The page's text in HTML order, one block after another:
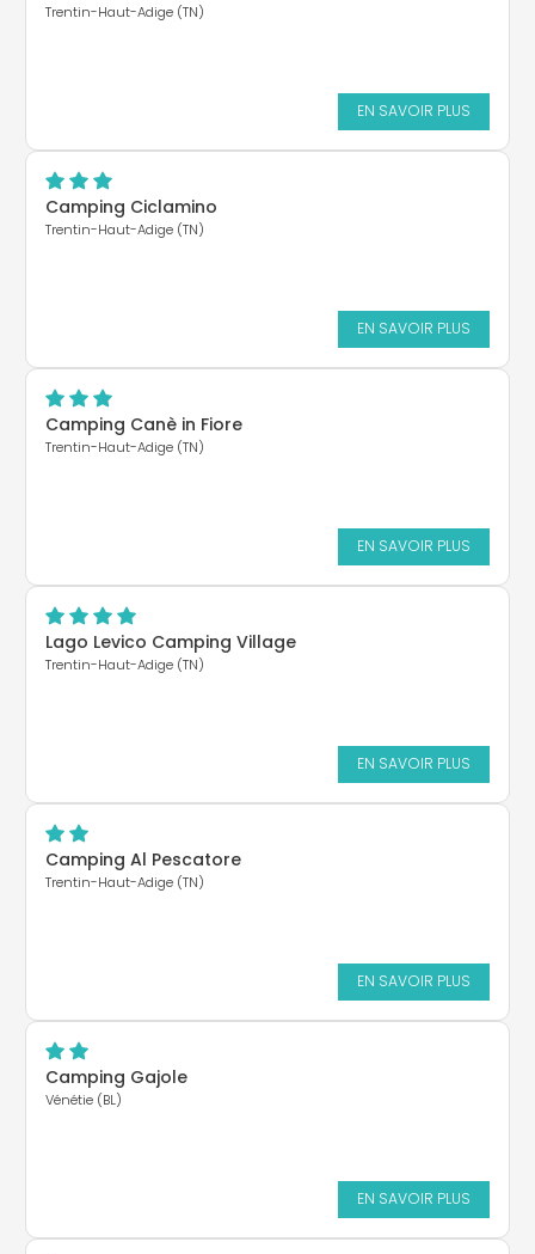
Trentin-Haut-Adige (TN)
EN SAVOIR PLUS
Camping Ciclamino
Trentin-Haut-Adige (TN)
EN SAVOIR PLUS
Camping Canè in Fiore
Trentin-Haut-Adige (TN)
EN SAVOIR PLUS
Lago Levico Camping Village
Trentin-Haut-Adige (TN)
EN SAVOIR PLUS
Camping Al Pescatore
Trentin-Haut-Adige (TN)
EN SAVOIR PLUS
Camping Gajole
Vénétie (BL)
EN SAVOIR PLUS